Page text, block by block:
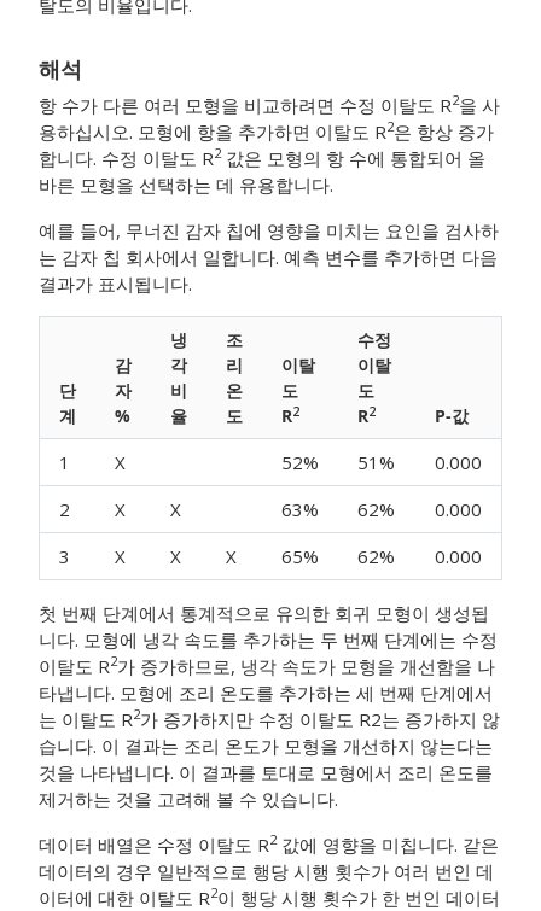
탈도의 비율입니다.
해석
항 수가 다른 여러 모형을 비교하려면 수정 이탈도 R2을 사
용하십시오. 모형에 항을 추가하면 이탈도 R2은 항상 증가
합니다. 수정 이탈도 R2값은 모형의 항 수에 통합되어 올
바른 모형을 선택하는 데 유용합니다.
예를 들어, 무너진 감자 칩에 영향을 미치는 요인을 검사하
는 감자 칩 회사에서 일합니다. 예측 변수를 추가하면 다음
결과가 표시됩니다.
단
계
감
자
%
냉
각
비
율
조
리
온
도
이탈
도
R2
수정
이탈
도
R2 P-값
1 X 52% 51%
0.000
2
X X 63% 62%
0.000
3
X X X 65% 62% 0.000
첫 번째 단계에서 통계적으로 유의한 회귀 모형이 생성됩
니다. 모형에 냉각 속도를 추가하는 두 번째 단계에는 수정
이탈도 R2가 증가하므로, 냉각 속도가 모형을 개선함을 나
타냅니다. 모형에 조리 온도를 추가하는 세 번째 단계에서
는 이탈도 R2가 증가하지만 수정 이탈도 R2는 증가하지 않
습니다. 이 결과는 조리 온도가 모형을 개선하지 않는다는
것을 나타냅니다. 이 결과를 토대로 모형에서 조리 온도를
제거하는 것을 고려해 볼 수 있습니다.
데이터 배열은 수정 이탈도 R2값에 영향을 미칩니다. 같은
데이터의 경우 일반적으로 행당 시행 횟수가 여러 번인 데
이터에 대한 이탈도 R2이 행당 시행 횟수가 한 번인 데이터